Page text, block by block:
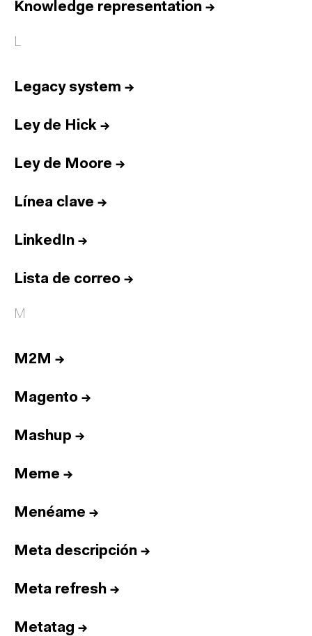
Knowledge representation →
L
Legacy system →
Ley de Hick →
Ley de Moore →
Línea clave →
LinkedIn →
Lista de correo →
M
M2M →
Magento →
Mashup →
Meme →
Menéame →
Meta descripción →
Meta refresh →
Metatag →